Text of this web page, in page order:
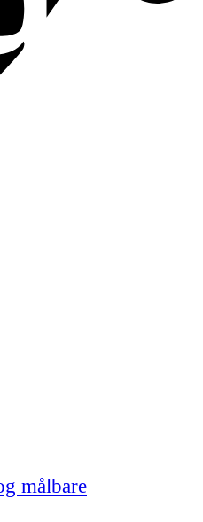
målbare